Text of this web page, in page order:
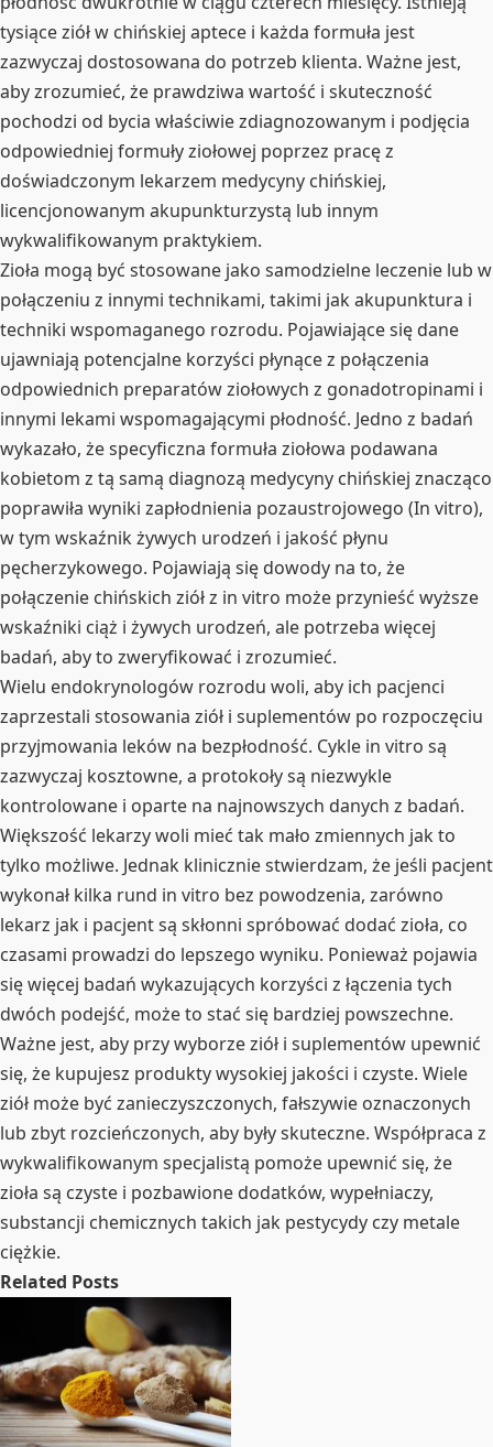
tysiące ziół w chińskiej aptece i każda formuła jest
zazwyczaj dostosowana do potrzeb klienta. Ważne jest,
aby zrozumieć, że prawdziwa wartość i skuteczność
pochodzi od bycia właściwie zdiagnozowanym i podjęcia
odpowiedniej formuły ziołowej poprzez pracę z
doświadczonym lekarzem medycyny chińskiej,
licencjonowanym akupunkturzystą lub innym
wykwalifikowanym praktykiem.
Zioła mogą być stosowane jako samodzielne leczenie lub w
połączeniu z innymi technikami, takimi jak akupunktura i
techniki wspomaganego rozrodu. Pojawiające się dane
ujawniają potencjalne korzyści płynące z połączenia
odpowiednich preparatów ziołowych z gonadotropinami i
innymi lekami wspomagającymi płodność. Jedno z badań
wykazało, że specyficzna formuła ziołowa podawana
kobietom z tą samą diagnozą medycyny chińskiej znacząco
poprawiła wyniki zapłodnienia pozaustrojowego (In vitro),
w tym wskaźnik żywych urodzeń i jakość płynu
pęcherzykowego. Pojawiają się dowody na to, że
połączenie chińskich ziół z in vitro może przynieść wyższe
wskaźniki ciąż i żywych urodzeń, ale potrzeba więcej
badań, aby to zweryfikować i zrozumieć.
Wielu endokrynologów rozrodu woli, aby ich pacjenci
zaprzestali stosowania ziół i suplementów po rozpoczęciu
przyjmowania leków na bezpłodność. Cykle in vitro są
zazwyczaj kosztowne, a protokoły są niezwykle
kontrolowane i oparte na najnowszych danych z badań.
Większość lekarzy woli mieć tak mało zmiennych jak to
tylko możliwe. Jednak klinicznie stwierdzam, że jeśli pacjent
wykonał kilka rund in vitro bez powodzenia, zarówno
lekarz jak i pacjent są skłonni spróbować dodać zioła, co
czasami prowadzi do lepszego wyniku. Ponieważ pojawia
się więcej badań wykazujących korzyści z łączenia tych
dwóch podejść, może to stać się bardziej powszechne.
Ważne jest, aby przy wyborze ziół i suplementów upewnić
się, że kupujesz produkty wysokiej jakości i czyste. Wiele
ziół może być zanieczyszczonych, fałszywie oznaczonych
lub zbyt rozcieńczonych, aby były skuteczne. Współpraca z
wykwalifikowanym specjalistą pomoże upewnić się, że
zioła są czyste i pozbawione dodatków, wypełniaczy,
substancji chemicznych takich jak pestycydy czy metale
ciężkie.
Related Posts